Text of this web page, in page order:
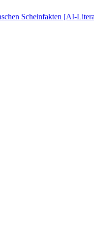
Scheinfakten [AI-